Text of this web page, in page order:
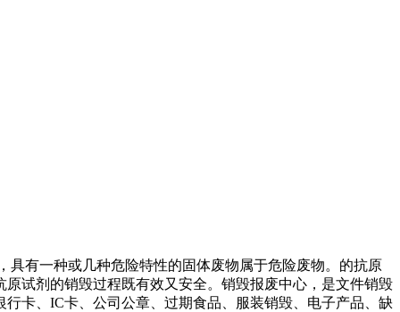
有一种或几种危险特性的固体废物属于危险废物。的抗原
试剂的销毁过程既有效又安全。销毁报废中心，是文件销毁
卡、IC卡、公司公章、过期食品、服装销毁、电子产品、缺